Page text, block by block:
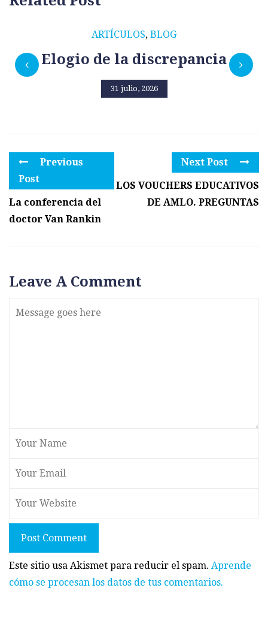
ARTÍCULOS, BLOG
Elogio de la discrepancia
31 julio, 2026
Previous
Post
La conferencia del
doctor Van Rankin
Next Post
LOS VOUCHERS EDUCATIVOS
DE AMLO. PREGUNTAS
Leave A Comment
Post Comment
Este sitio usa Akismet para reducir el spam. Aprende
cómo se procesan los datos de tus comentarios.